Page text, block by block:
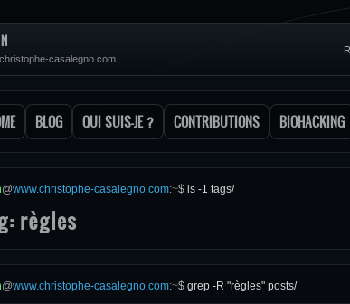
casalegno.com
BLOG QUI SUIS-JE ? CONTRIBUTIONS BIOHACKING
@www.christophe-casalegno.com:~$ ls -1 tags/
règles
@www.christophe-casalegno.com:~$ grep -R "règles" posts/